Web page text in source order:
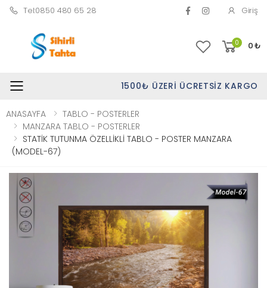
Tel:0850 480 65 28 Giriş
0 0₺
Toggle mobile menu1500₺ ÜZERI ÜCRETSIZ KARGO
ANASAYFA
TABLO - POSTERLER
MANZARA TABLO - POSTERLER
STATİK TUTUNMA ÖZELLİKLİ TABLO - POSTER MANZARA
(MODEL-67)